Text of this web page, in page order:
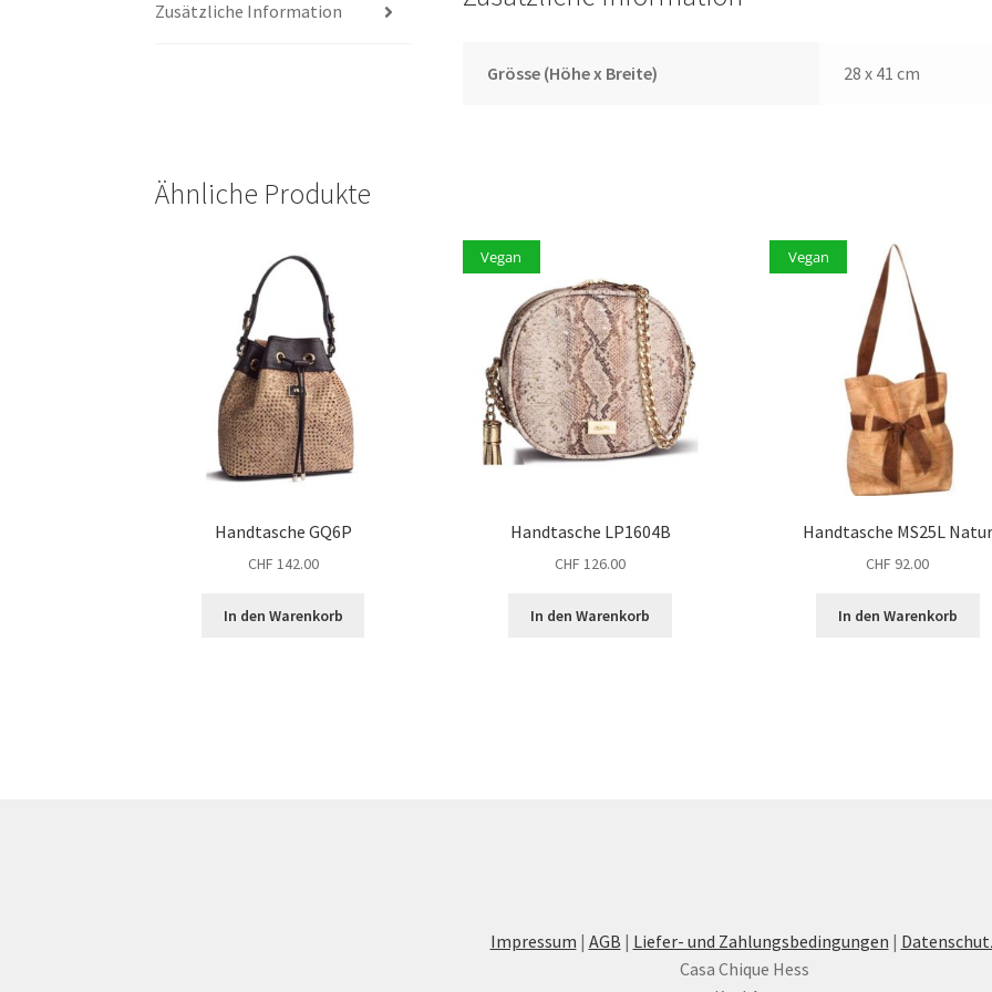
Zusätzliche Information
Grösse (Höhe x Breite) 28 x 41 cm
Ähnliche Produkte
Handtasche GQ6P
CHF 142.00
In den Warenkorb
Vegan
Handtasche LP1604B
CHF 126.00
In den Warenkorb
Vegan
Handtasche MS25L Natur
CHF 92.00
In den Warenkorb
Impressum | AGB | Liefer- und Zahlungsbedingungen |
Casa Chique Hess